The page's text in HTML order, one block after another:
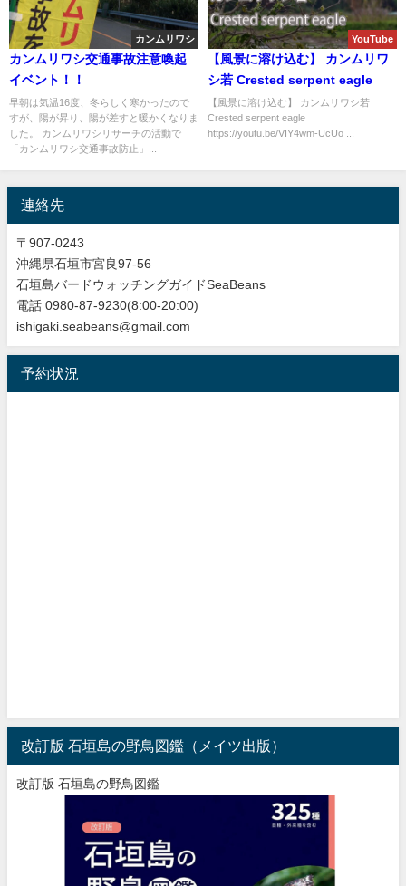
カンムリワシ
カンムリワシ交通事故注意喚起
イベント！！
早朝は気温16度、冬らしく寒かったので
すが、陽が昇り、陽が差すと暖かくなりま
した。 カンムリワシリサーチの活動で
「カンムリワシ交通事故防止」...
YouTube
【風景に溶け込む】 カンムリワ
シ若 Crested serpent eagle
【風景に溶け込む】 カンムリワシ若
Crested serpent eagle
https://youtu.be/VIY4wm-UcUo ...
連絡先
〒907-0243
沖縄県石垣市宮良97-56
石垣島バードウォッチングガイドSeaBeans
電話 0980-87-9230(8:00-20:00)
ishigaki.seabeans@gmail.com
予約状況
改訂版 石垣島の野鳥図鑑（メイツ出版）
改訂版 石垣島の野鳥図鑑